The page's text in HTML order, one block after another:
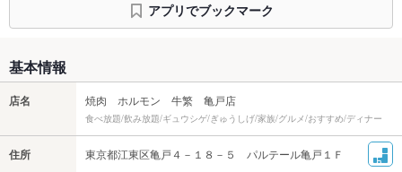
アプリでブックマーク
基本情報
店名 焼肉 ホルモン 牛繁 亀戸店
食べ放題/飲み放題/ギュウシゲ/ぎゅうしげ/家族/グルメ/おすすめ/ディナー
住所 東京都江東区亀戸４－１８－５ パルテール亀戸１Ｆ